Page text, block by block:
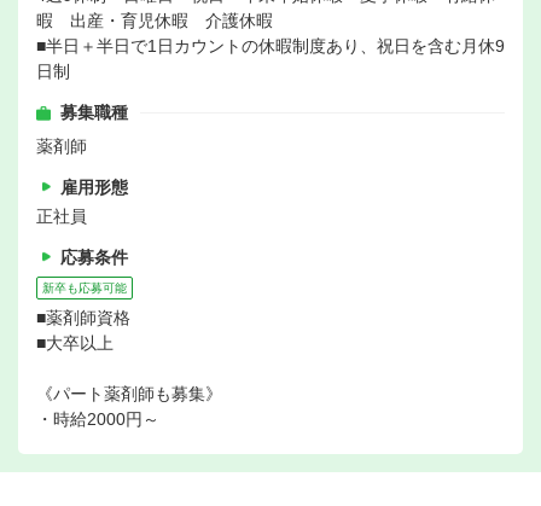
暇 出産・育児休暇 介護休暇
■半日＋半日で1日カウントの休暇制度あり、祝日を含む月休9
日制
募集職種
薬剤師
雇用形態
正社員
応募条件
新卒も応募可能
■薬剤師資格
■大卒以上
《パート薬剤師も募集》
・時給2000円～